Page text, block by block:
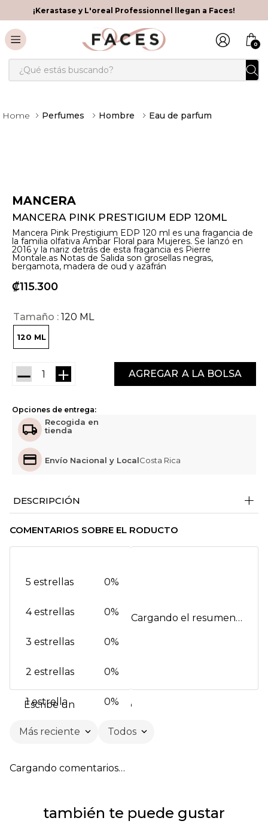
¡Kerastase y L'oreal Professionnel llegan a Faces!
0
¿Qué estás buscando?
Perfumes Hombre Eau de parfum
MANCERA
MANCERA PINK PRESTIGIUM EDP 120ML
Mancera Pink Prestigium EDP 120 ml es una fragancia de
la familia olfativa Ámbar Floral para Mujeres. Se lanzó en
2016 y la nariz detrás de esta fragancia es Pierre
Montale.as Notas de Salida son grosellas negras,
bergamota, madera de oud y azafrán
₡115300
Tamaño 120 ML
120 ML
＋
－ AGREGAR
Opciones de entrega:
Recogida en
tienda
Envío Nacional y LocalCosta Rica
DESCRIPCIÓN +
COMENTARIOS SOBRE EL RODUCTO
Cargando el resumen…
5 estrellas 0%
4 estrellas 0%
3 estrellas 0%
2 estrellas 0%
1 estrella 0%
Escribe un comentario
Título
Califica el producto de 1 a 5 estrellas
Más reciente Todos
Cargando comentarios…
también te puede gustar